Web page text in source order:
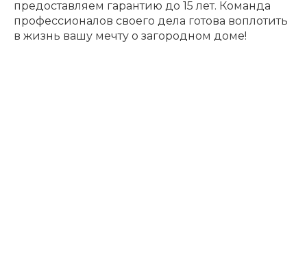
предоставляем гарантию до 15 лет. Команда
профессионалов своего дела готова воплотить
в жизнь вашу мечту о загородном доме!